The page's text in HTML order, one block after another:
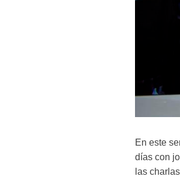
En este
días con
las